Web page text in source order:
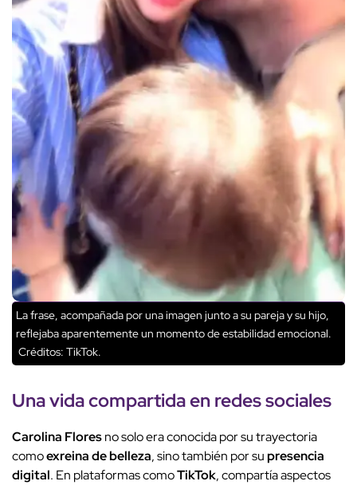
La frase, acompañada por una imagen junto a su pareja y su hijo,
reflejaba aparentemente un momento de estabilidad emocional.
Créditos: TikTok.
Unavida compartidaen redes sociales
Carolina Floresno solo era conocida por su trayectoria
comoexreina de belleza, sino también por supresencia
digital. En plataformas comoTikTok, compartía aspectos